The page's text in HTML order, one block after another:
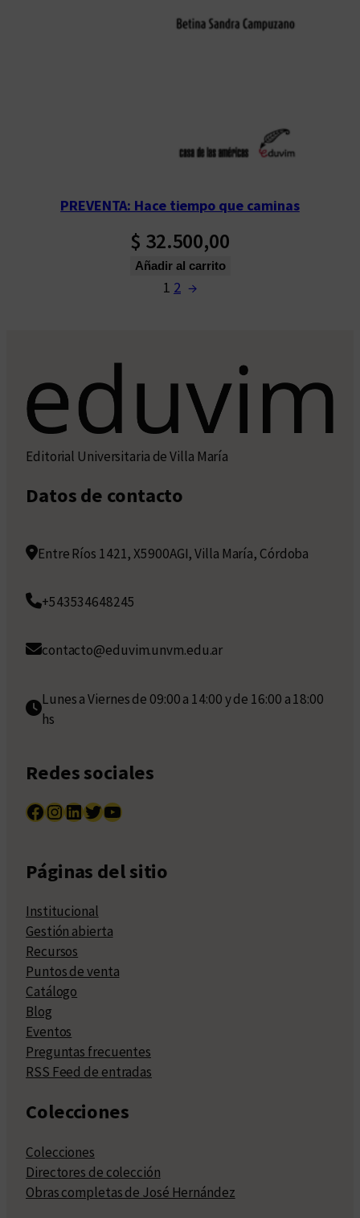
PREVENTA: Hace tiempo que caminas
$ 32.500,00
Añadir al carrito
1 2 →
Editorial Universitaria de Villa María
Datos de contacto
Entre Ríos 1421, X5900AGI, Villa María, Córdoba
+543534648245
contacto@eduvim.unvm.edu.ar
Lunes a Viernes de 09:00 a 14:00 y de 16:00 a 18:00
hs
Redes sociales
Facebook InstagramLinkedIn Twitter YouTube
Páginas del sitio
Institucional
Gestión abierta
Recursos
Puntos de venta
Catálogo
Blog
Eventos
Preguntas frecuentes
RSS Feed de entradas
Colecciones
Colecciones
Directores de colección
Obras completas de José Hernández